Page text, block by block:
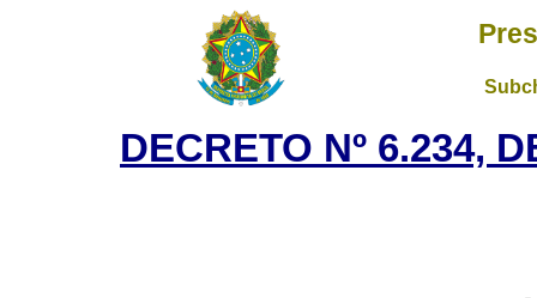
DECRETO Nº 6.234,